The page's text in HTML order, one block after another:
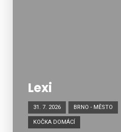
Lexi
31. 7. 2026 BRNO - MĚSTO
KOČKA DOMÁCÍ